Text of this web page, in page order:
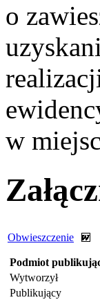
o
w
Obwieszczenie
Podmiot
Wytworzył
Publikujący